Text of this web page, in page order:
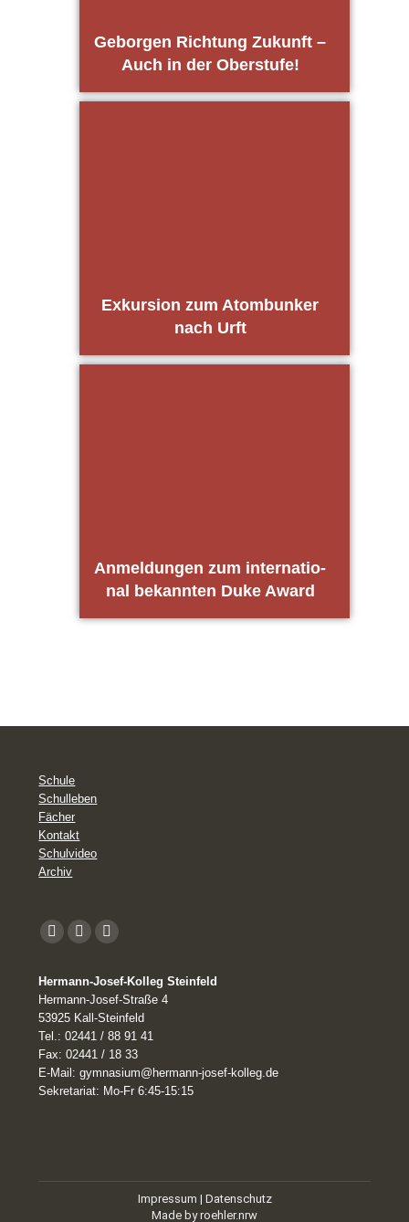
Gebor­gen Rich­tung Zukunft –
Auch in der Ober­stu­fe!
Exkur­si­on zum Atom­bun­ker
nach Urft
Anmel­dun­gen zum inter­na­tio­
nal bekann­ten Duke Award
Schule
Schulleben
Fächer
Kontakt
Schulvideo
Archiv
YouTube
opens
in
new
window
FacebookInstagram
Hermann-Josef-Kolleg Steinfeld
Hermann-Josef-Straße 4
53925 Kall-Steinfeld
Tel.: 02441 / 88 91 41
Fax: 02441 / 18 33
E-Mail: gymnasium@hermann-josef-kolleg.de
Sekretariat: Mo-Fr 6:45-15:15
Impressum | Datenschutz
Made byroehler.nrw